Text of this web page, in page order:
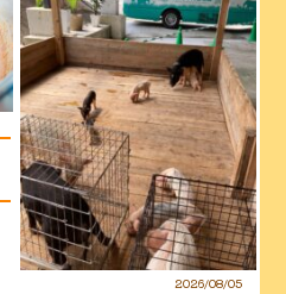
2026/08/05